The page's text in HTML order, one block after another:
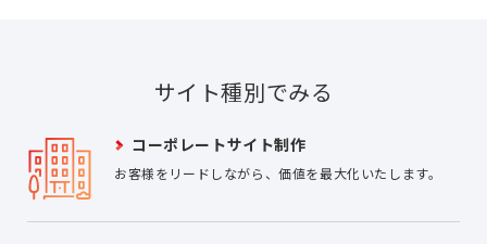
サイト種別でみる
コーポレートサイト制作
お客様をリードしながら、価値を最大化いたします。